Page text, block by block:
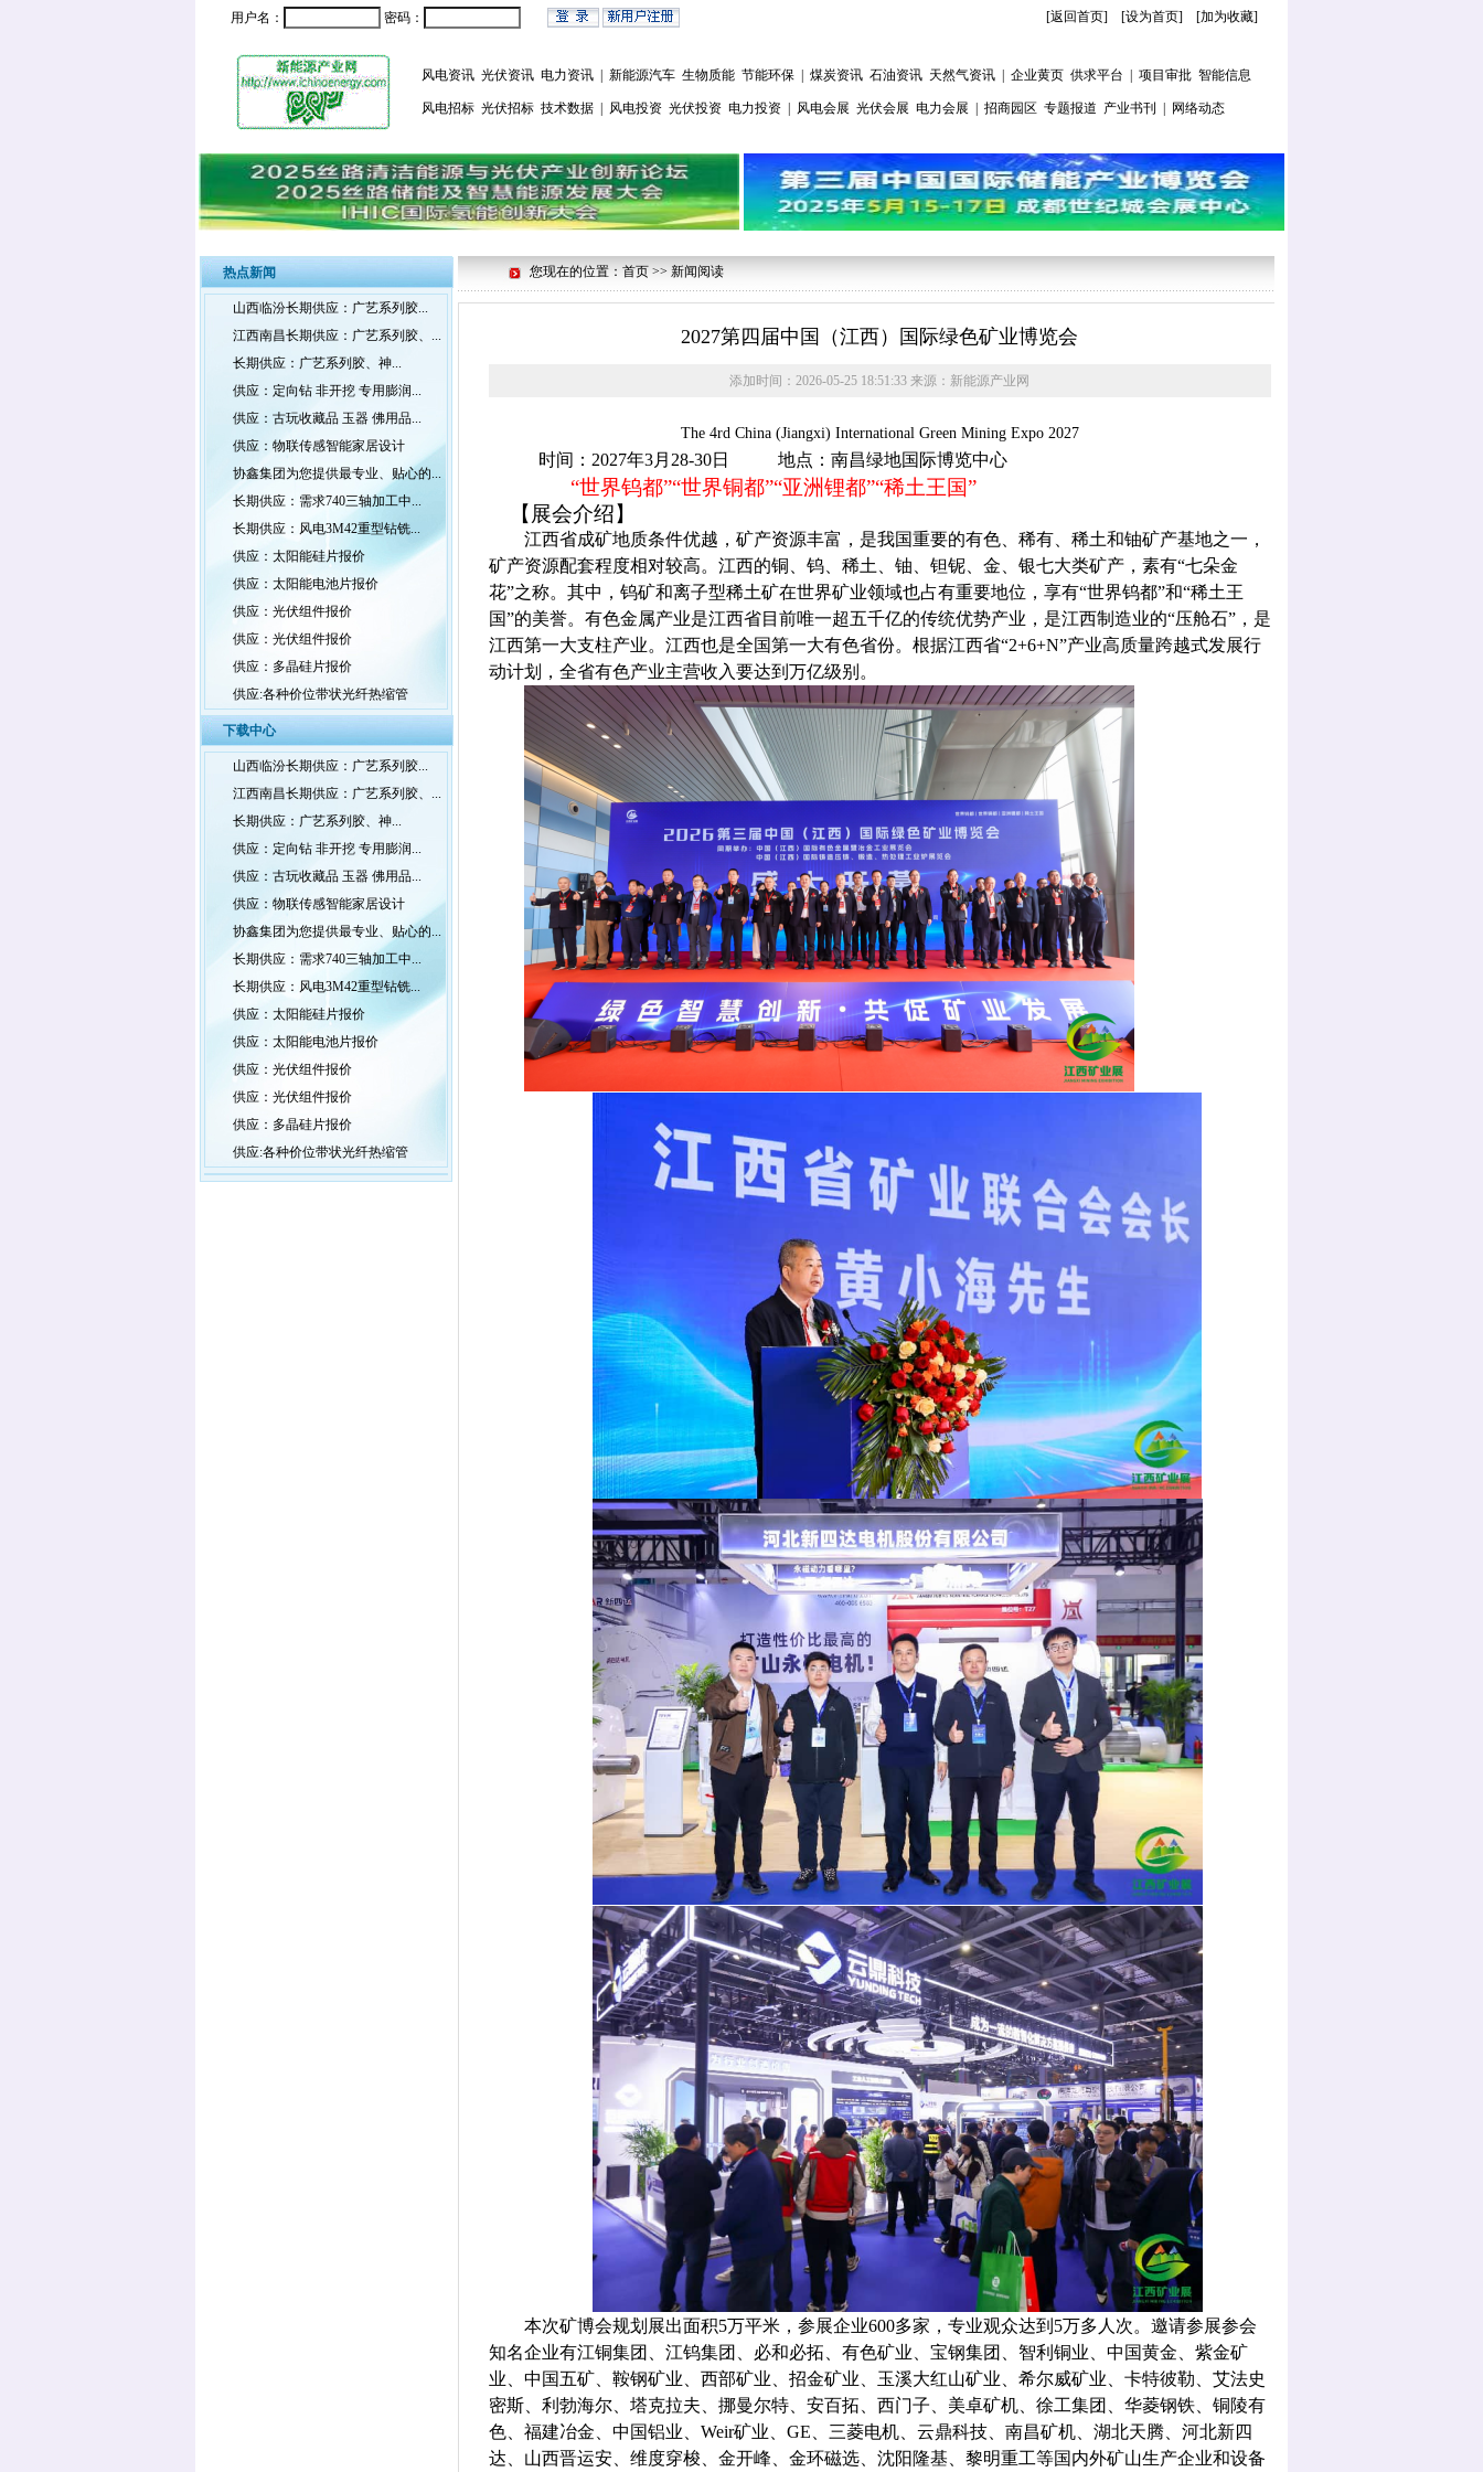
用户名： 密码： [返回首页] [设为首页] [加为收藏]
风电资讯 光伏资讯 电力资讯 新能源汽车 生物质能 节能环保 煤炭资讯 石油资讯 天然气资讯 企业黄页 供求平台 项目审批 智能信息
风电招标 光伏招标 技术数据 风电投资 光伏投资 电力投资 风电会展 光伏会展 电力会展 招商园区 专题报道 产业书刊 网络动态
热点新闻
山西临汾长期供应：广艺系列胶...
江西南昌长期供应：广艺系列胶、...
长期供应：广艺系列胶、神...
供应：定向钻 非开挖 专用膨润...
供应：古玩收藏品 玉器 佛用品...
供应：物联传感智能家居设计
协鑫集团为您提供最专业、贴心的...
长期供应：需求740三轴加工中...
长期供应：风电3M42重型钻铣...
供应：太阳能硅片报价
供应：太阳能电池片报价
供应：光伏组件报价
供应：光伏组件报价
供应：多晶硅片报价
供应:各种价位带状光纤热缩管
下载中心
山西临汾长期供应：广艺系列胶...
江西南昌长期供应：广艺系列胶、...
长期供应：广艺系列胶、神...
供应：定向钻 非开挖 专用膨润...
供应：古玩收藏品 玉器 佛用品...
供应：物联传感智能家居设计
协鑫集团为您提供最专业、贴心的...
长期供应：需求740三轴加工中...
长期供应：风电3M42重型钻铣...
供应：太阳能硅片报价
供应：太阳能电池片报价
供应：光伏组件报价
供应：光伏组件报价
供应：多晶硅片报价
供应:各种价位带状光纤热缩管
您现在的位置：首页 >> 新闻阅读
2027第四届中国（江西）国际绿色矿业博览会
添加时间： 2026-05-25 18:51:33 来源： 新能源产业网
The 4rd China (Jiangxi) International Green Mining Expo 2027
时间：2027年3月 28-30日 地点：南昌绿地国际博览中心
“世界钨都”“世界铜都”“亚洲锂都”“稀土王国”
【展会介绍】
江西省成矿地质条件优越，矿产资源丰富，是我国重要的有色、稀有、稀土和铀矿产基地之一，
矿产资源配套程度相对较高。江西的铜、钨、稀土、铀、钽铌、金、银七大类矿产，素有“七朵金
花”之称。其中，钨矿和离子型稀土矿在世界矿业领域也占有重要地位，享有“世界钨都”和“稀土王
国”的美誉。有色金属产业是江西省目前唯一超五千亿的传统优势产业，是江西制造业的“压舱石”，是
江西第一大支柱产业。江西也是全国第一大有色省份。根据江西省“2+6+N”产业高质量跨越式发展行
动计划，全省有色产业主营收入要达到万亿级别。
本次矿博会规划展出面积5万平米，参展企业600多家，专业观众达到 5万多人次。 邀请参展参会
知名企业有江铜集团、江钨集团、 必和必拓、有色矿业、宝钢集团、智利铜业、中国黄金、紫金矿
业、中国五矿、鞍钢矿业、西部矿业、招金矿业、玉溪大红山矿业、希尔威矿业、卡特彼勒、艾法史
密斯、利勃海尔、塔克拉夫、挪曼尔特、安百拓、西门子、美卓矿机、徐工集团、华菱钢铁、铜陵有
色、 福建冶金 、中国铝业、Weir矿业、GE、三菱电机、 云鼎科技、 南昌矿机、 湖北天腾、 河北新四
达
山西晋运安、 维度穿梭 金开峰 金环磁选、沈阳隆基、黎明重工等国内外矿山生产企业和设备